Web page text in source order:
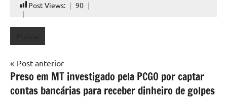
Post Views: 90
Navegação
de
Post
Post anterior
Preso em MT investigado pela PCGO por captar
contas bancárias para receber dinheiro de golpes